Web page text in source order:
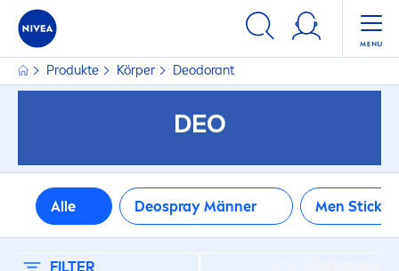
Produkte Körper Deodorant
DEO
Alle Deospray Männer Men Stick
FILTER
FILTER
PRODUKTREIHE
Derma Control
Dry
Dry Comfort